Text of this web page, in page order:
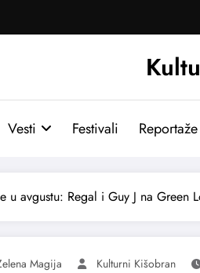
Vesti Festivali Reportaže
u avgustu: Regal i Guy J na Green
Magija Kulturni Kišobran